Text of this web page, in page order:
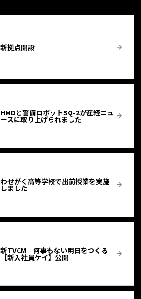
新拠点開設
HMDと警備ロボットSQ-2が産経ニュ
ースに取り上げられました
わせがく高等学校で出前授業を実施
しました
新TVCM 何事もない明日をつくる
【新入社員ケイ】公開